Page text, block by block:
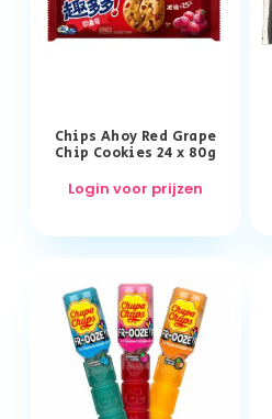
Chips Ahoy Red Grape
Chip Cookies 24 x 80g
Login voor prijzen